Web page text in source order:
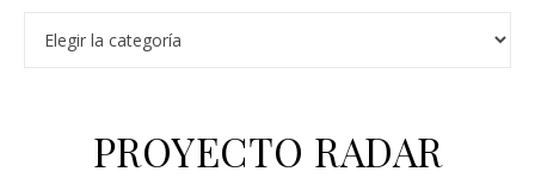
PROYECTO RADAR